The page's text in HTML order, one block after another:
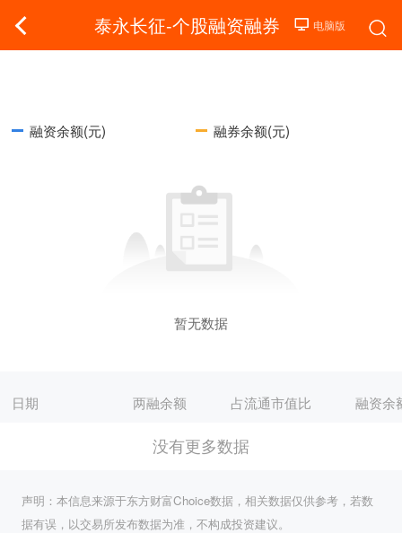
泰永长征-个股融资融券
融资余额(元) 融券余额(元)
暂无数据
日期 两融余额 占流通市值比 融资余
没有更多数据
声明：本信息来源于东方财富Choice数据，相关数据仅供参考，若数
据有误，以交易所发布数据为准，不构成投资建议。